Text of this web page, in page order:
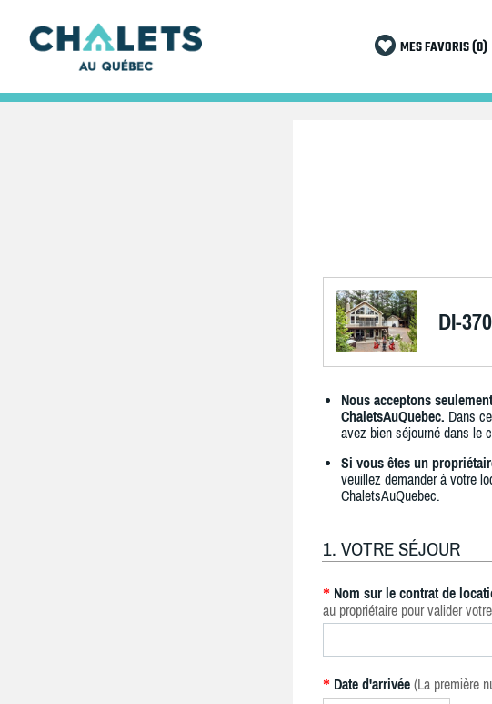
MES FAVORIS (0)
DI-
Nous acceptons
ChaletsAuQuebec. Dans
avez bien séjourné dans le
Si vous êtes un
veuillez demander à votre
ChaletsAuQuebec.
1. VOTRE SÉJOUR
* Nom sur le contrat de
au propriétaire pour valider
* Date d'arrivée (La première